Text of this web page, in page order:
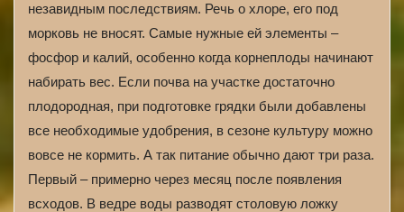
незавидным последствиям. Речь о хлоре, его под
морковь не вносят. Самые нужные ей элементы –
фосфор и калий, особенно когда корнеплоды начинают
набирать вес. Если почва на участке достаточно
плодородная, при подготовке грядки были добавлены
все необходимые удобрения, в сезоне культуру можно
вовсе не кормить. А так питание обычно дают три раза.
Первый – примерно через месяц после появления
всходов. В ведре воды разводят столовую ложку